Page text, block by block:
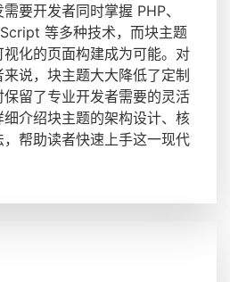
要开发者同时掌握 PHP、
等多种技术，而块主题
化的页面构建成为可能。对
说，块主题大大降低了定制
留了专业开发者需要的灵活
介绍块主题的架构设计、核
帮助读者快速上手这一现代